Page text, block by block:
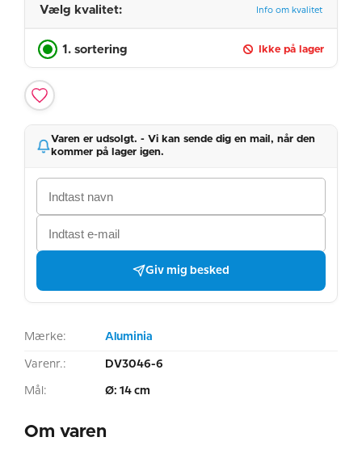
Vælg kvalitet: Info om kvalitet
1. sortering Ikke på lager
Varen er udsolgt. - Vi kan sende dig en mail, når den
kommer på lager igen.
Giv mig besked
Mærke: Aluminia
Varenr.: DV3046-6
Mål: Ø: 14 cm
Om varen